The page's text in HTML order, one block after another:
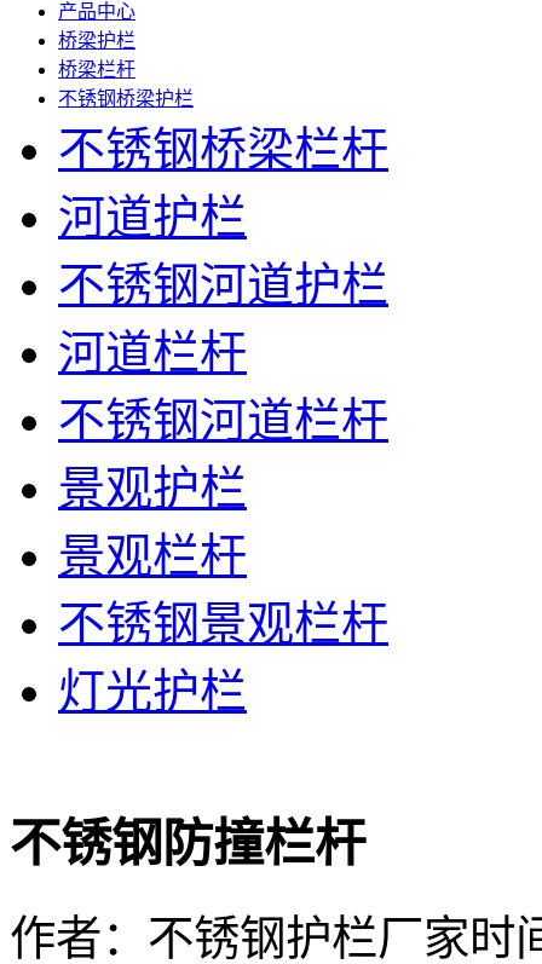
不锈钢防撞栏杆
作者：不锈钢护栏厂家时
产品中心
桥梁护栏
桥梁栏杆
不锈钢桥梁护栏
不锈钢桥梁栏杆
河道护栏
不锈钢河道护栏
河道栏杆
不锈钢河道栏杆
景观护栏
景观栏杆
不锈钢景观栏杆
灯光护栏